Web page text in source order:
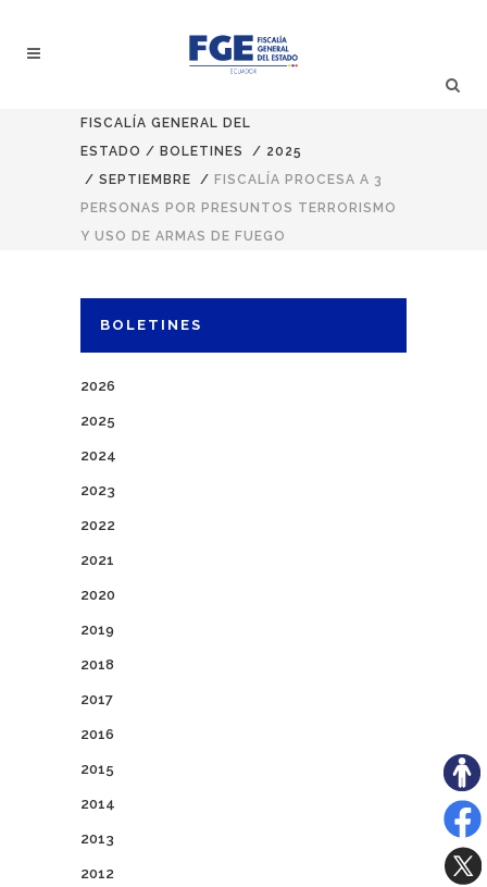
FISCALÍA GENERAL DEL
ESTADO / BOLETINES / 2025
/ SEPTIEMBRE / FISCALÍA PROCESA A 3
PERSONAS POR PRESUNTOS TERRORISMO
Y USO DE ARMAS DE FUEGO
BOLETINES
2026
2025
2024
2023
2022
2021
2020
2019
2018
2017
2016
2015
2014
2013
2012